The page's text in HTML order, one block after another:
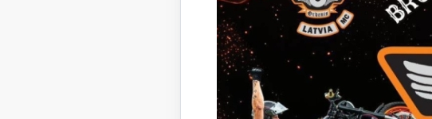
Projekts turpinās.
nemainīgās pārmaiņas.
Projekts “DROP’IN”
atspoguļo vienīgi
iespējamo izlietojumu.